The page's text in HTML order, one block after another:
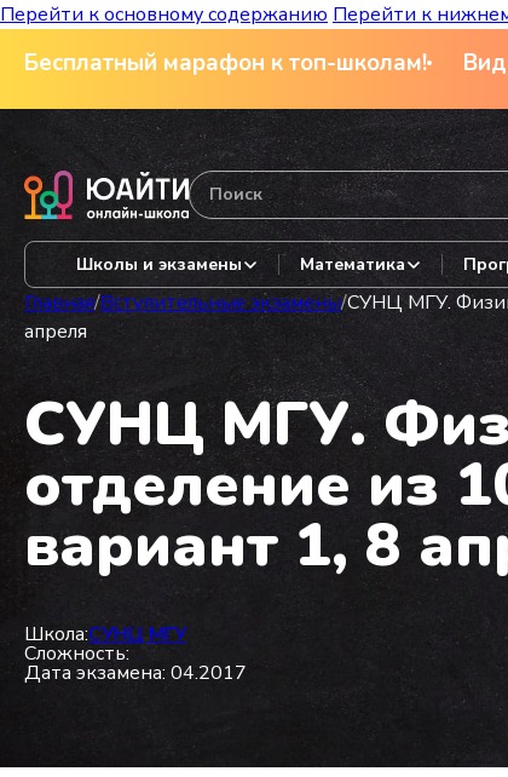
Перейти к основному содержанию Перейти к
Бесплатный марафон к топ-школам!
Школы и экзамены Математика
Главная/Вступительные экзамены/СУНЦ МГУ.
апреля
СУНЦ МГУ.
отделение из
вариант 1, 8
Школа:СУНЦ МГУ
Сложность:
Дата экзамена: 04.2017